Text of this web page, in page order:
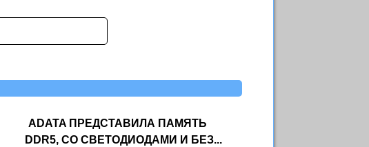
ADATA ПРЕДСТАВИЛА ПАМЯТЬ
DDR5, СО СВЕТОДИОДАМИ И БЕЗ...